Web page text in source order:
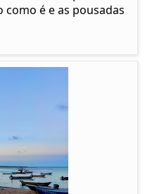
é e as pousadas